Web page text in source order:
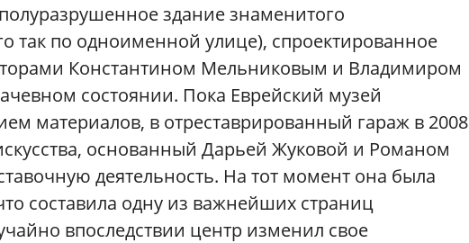
здание знаменитого
так по одноименной улице), спроектированное
Константином Мельниковым и Владимиром
состоянии. Пока Еврейский музей
материалов, в отреставрированный гараж в 2008
основанный Дарьей Жуковой и Романом
деятельность. На тот момент она была
составила одну из важнейших страниц
впоследствии центр изменил свое